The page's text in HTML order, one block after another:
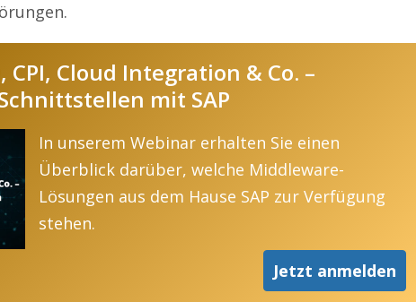
CPI, Cloud Integration & Co. –
mit SAP
In unserem Webinar erhalten Sie einen
Überblick darüber, welche Middleware-
Lösungen aus dem Hause SAP zur Verfügung
stehen.
Jetzt anmelden